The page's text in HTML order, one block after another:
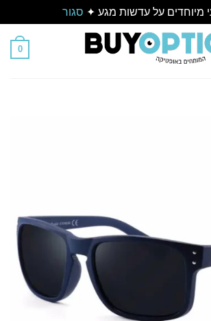
מיוחדים על עדשות מגע ✦ סגור
0